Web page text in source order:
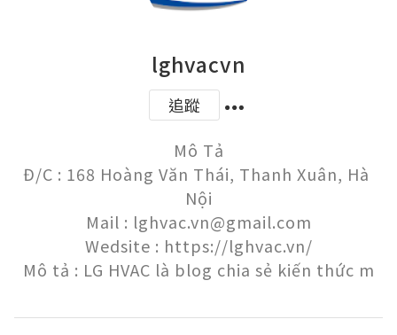
lghvacvn
追蹤
Mô Tả
Đ/C : 168 Hoàng Văn Thái, Thanh Xuân, Hà
Nội
Mail : lghvac.vn@gmail.com
Wedsite : https://lghvac.vn/
Mô tả : LG HVAC là blog chia sẻ kiến thức m